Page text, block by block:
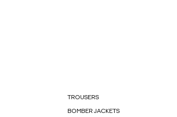
TROUSERS
BOMBER JACKETS